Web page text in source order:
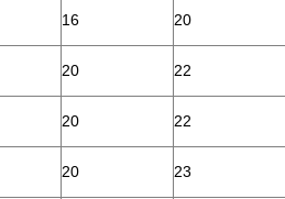
16 20
20 22
20 22
20 23